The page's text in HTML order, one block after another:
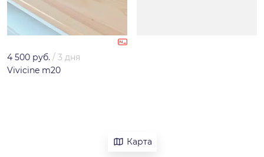
4 500 руб. / 3 дня
Vivicine m20
Карта